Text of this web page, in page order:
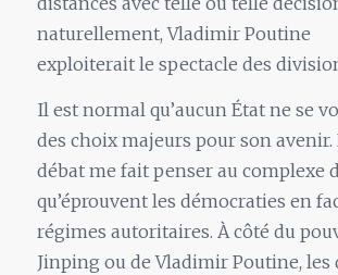
naturellement, Vladimir Poutine
exploiterait le spectacle des
Il est normal qu’aucun État ne se
des choix majeurs pour son avenir.
débat me fait penser au complexe
qu’éprouvent les démocraties en
régimes autoritaires. À côté du
Jinping ou de Vladimir Poutine, les